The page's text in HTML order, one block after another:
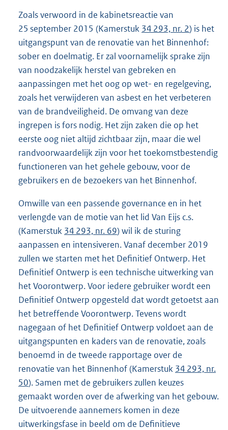
Zoals verwoord in de kabinetsreactie van
25 september 2015 (Kamerstuk 34 293, nr. 2) is het
uitgangspunt van de renovatie van het Binnenhof:
sober en doelmatig. Er zal voornamelijk sprake zijn
van noodzakelijk herstel van gebreken en
aanpassingen met het oog op wet- en regelgeving,
zoals het verwijderen van asbest en het verbeteren
van de brandveiligheid. De omvang van deze
ingrepen is fors nodig. Het zijn zaken die op het
eerste oog niet altijd zichtbaar zijn, maar die wel
randvoorwaardelijk zijn voor het toekomstbestendig
functioneren van het gehele gebouw, voor de
gebruikers en de bezoekers van het Binnenhof.
Omwille van een passende governance en in het
verlengde van de motie van het lid Van Eijs c.s.
(Kamerstuk 34 293, nr. 69) wil ik de sturing
aanpassen en intensiveren. Vanaf december 2019
zullen we starten met het Definitief Ontwerp. Het
Definitief Ontwerp is een technische uitwerking van
het Voorontwerp. Voor iedere gebruiker wordt een
Definitief Ontwerp opgesteld dat wordt getoetst aan
het betreffende Voorontwerp. Tevens wordt
nagegaan of het Definitief Ontwerp voldoet aan de
uitgangspunten en kaders van de renovatie, zoals
benoemd in de tweede rapportage over de
renovatie van het Binnenhof (Kamerstuk 34 293, nr.
50). Samen met de gebruikers zullen keuzes
gemaakt worden over de afwerking van het gebouw.
De uitvoerende aannemers komen in deze
uitwerkingsfase in beeld om de Definitieve